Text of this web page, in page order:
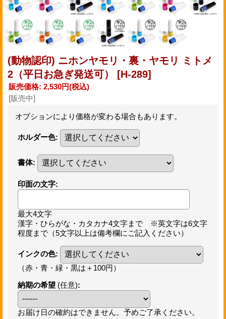
(動物認印) ニホンヤモリ・裏・ヤモリ ミトメ
2（平日お急ぎ発送可） [H-289]
販売価格: 2,530円(税込)
[販売中]
オプションにより価格が変わる場合もあります。
ホルダー色:
書体:
印面の文字:
最大4文字
漢字・ひらがな・カタカナ4文字まで ※英文字は6文字
程度まで（5文字以上は備考欄にご記入ください）
インクの色:
（赤・青・緑・黒は＋100円）
納期の希望 (任意):
お届け日の確約はできません。予めご了承ください。